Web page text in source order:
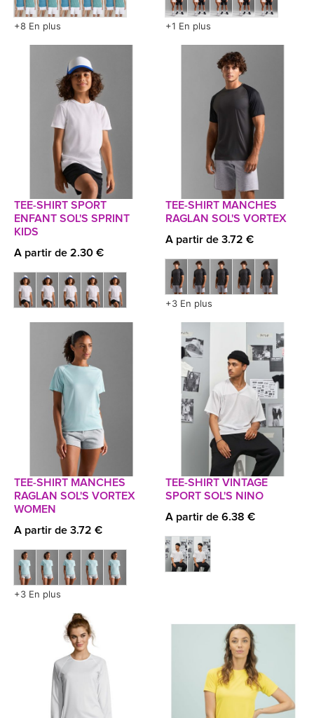
+8 En plus +1 En plus
TEE-SHIRT SPORT
ENFANT SOL'S SPRINT
KIDS
A partir de 2.30 €
TEE-SHIRT MANCHES
RAGLAN SOL'S VORTEX
A partir de 3.72 €
+3 En plus
TEE-SHIRT MANCHES
RAGLAN SOL'S VORTEX
WOMEN
A partir de 3.72 €
+3 En plus
TEE-SHIRT VINTAGE
SPORT SOL'S NINO
A partir de 6.38 €